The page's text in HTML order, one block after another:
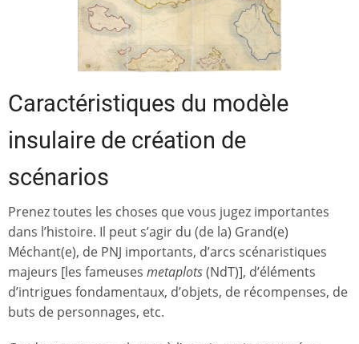
Caractéristiques du modèle
insulaire de création de
scénarios
Prenez toutes les choses que vous jugez importantes
dans l’histoire. Il peut s’agir du (de la) Grand(e)
Méchant(e), de PNJ importants, d’arcs scénaristiques
majeurs [les fameuses metaplots(NdT)], d’éléments
d’intrigues fondamentaux, d’objets, de récompenses, de
buts de personnages, etc.